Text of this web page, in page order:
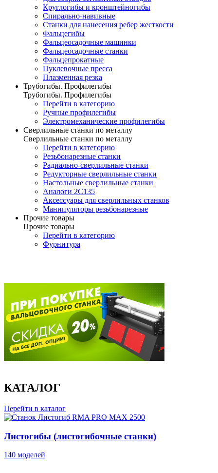
Круглогибы и кронштейногибы
Спирально-навивные
Станки для нанесения ребер жесткости
Фальцегибы
Фальцеосадочные машинки
Фальцеосадочные станки
Фальцепрокатные
Пуклевочные пресса
Плазменная резка
Трубогибы. Профилегибы
Трубогибы. Профилегибы
Перейти в категорию
Ручные профилегибы
Электромеханические профилегибы
Сверлильные станки по металлу
Сверлильные станки по металлу
Перейти в категорию
Резьбонарезные станки
Радиально-сверлильные станки
Редукторные сверлильные станки
Настольные сверлильные станки
Аналоги 2С135
Аксессуары для сверлильных станков
Манипуляторы резьбонарезные
Прочие товары
Прочие товары
Перейти в категорию
Фурнитура
КАТАЛОГ
Перейти в каталог
Листогибы (листогибочные станки)
140 моделей